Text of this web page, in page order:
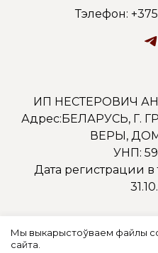
Тэлефон:
ИП НЕСТЕРОВИЧ
Адрес:БЕЛАРУСЬ, Г.
ВЕРЫ, ДОМ
УНП:
Дата регистрации
Мы выкарыстоўваем файлы
сайта.